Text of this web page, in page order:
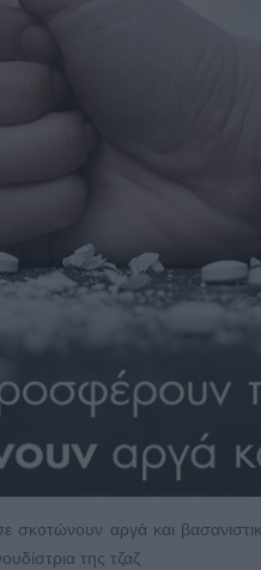
αργά και
της τζαζ